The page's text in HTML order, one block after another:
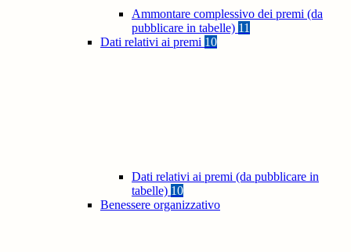
Ammontare complessivo dei premi (da
pubblicare in tabelle) 11
Dati relativi ai premi 10
Dati relativi ai premi (da pubblicare in
tabelle) 10
Benessere organizzativo